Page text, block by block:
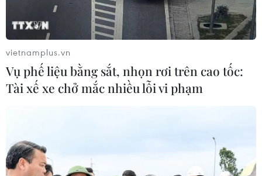
vietnamplus.vn
Vụ phế liệu bằng sắt, nhọn rơi trên cao tốc:
Tài xế xe chở mắc nhiều lỗi vi phạm